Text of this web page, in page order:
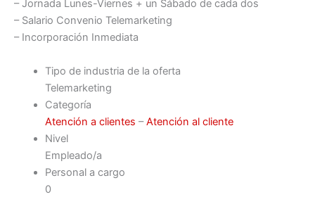
– Jornada Lunes-Viernes + un Sábado de cada dos
– Salario Convenio Telemarketing
– Incorporación Inmediata
Tipo de industria de la oferta
Telemarketing
Categoría
Atención a clientes –Atención al cliente
Nivel
Empleado/a
Personal a cargo
0